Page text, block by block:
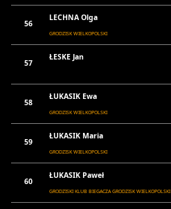
56
LECHNA Olga
GRODZISK WIELKOPOLSKI
57
ŁESKE Jan
58
ŁUKASIK Ewa
GRODZISK WIELKOPOLSKI
59
ŁUKASIK Maria
GRODZISK WIELKOPOLSKI
60
ŁUKASIK Paweł
GRODZISKI KLUB BIEGACZA GRODZISK WIELKOPOLSKI